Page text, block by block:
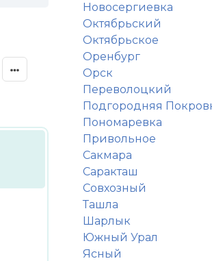
Новосергиевка
Октябрьский
Октябрьское
Оренбург
Орск
Переволоцкий
Подгородняя
Пономаревка
Привольное
Сакмара
Саракташ
Совхозный
Ташла
Шарлык
Южный Урал
Ясный